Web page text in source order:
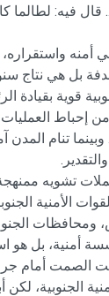
فيه: لطالما
واستقراره،
بل هي نتاج
قوية بقيادة
العمليات
تنام المدن
تشويه
الأمنية
ومحافظات
أمنية، بل هو
الصمت أمام
الجنوبية،